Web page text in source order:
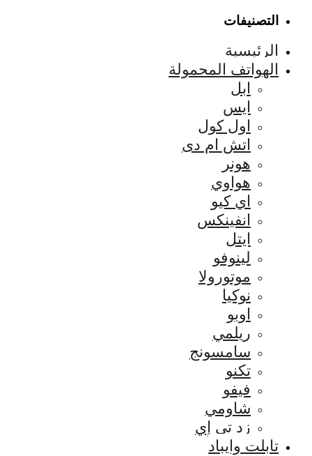
التصنيفات
الرئيسية
الهواتف المحمولة
ابل
ايس
اول كول
اتش ام دى
هونر
هواوي
اي كيو
انفينكس
ايتل
لينوفو
موتورولا
نوكيا
اوبو
ريلمي
سامسونج
تكنو
فيفو
شاومي
زد تي إي
تابلت وايباد